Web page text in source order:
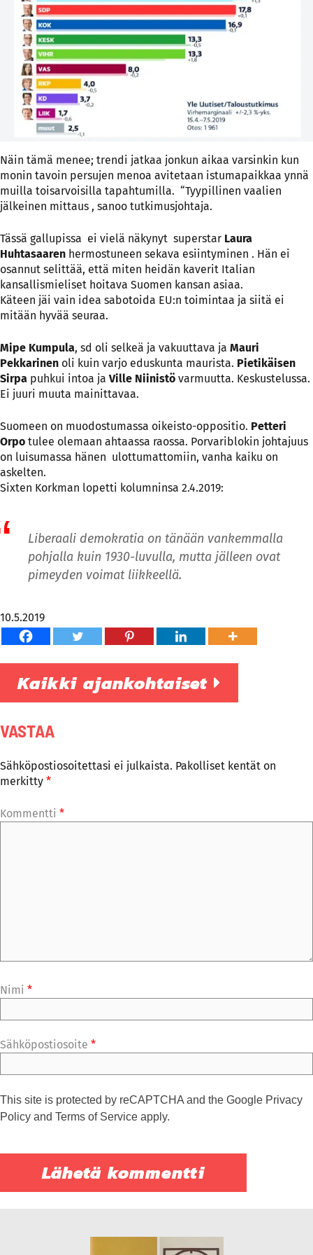
Näin tämä menee; trendi jatkaa jonkun aikaa varsinkin kun
monin tavoin persujen menoa avitetaan istumapaikkaa ynnä
muilla toisarvoisilla tapahtumilla. “Tyypillinen vaalien
jälkeinen mittaus , sanoo tutkimusjohtaja.
Tässä gallupissa ei vielä näkynyt superstar Laura
Huhtasaaren hermostuneen sekava esiintyminen . Hän ei
osannut selittää, että miten heidän kaverit Italian
kansallismieliset hoitava Suomen kansan asiaa.
Käteen jäi vain idea sabotoida EU:n toimintaa ja siitä ei
mitään hyvää seuraa.
Mipe Kumpula, sd oli selkeä ja vakuuttava ja Mauri
Pekkarinen oli kuin varjo eduskunta maurista. Pietikäisen
Sirpa puhkui intoa ja Ville Niinistö varmuutta. Keskustelussa.
Ei juuri muuta mainittavaa.
Suomeen on muodostumassa oikeisto-oppositio. Petteri
Orpo tulee olemaan ahtaassa raossa. Porvariblokin johtajuus
on luisumassa hänen ulottumattomiin, vanha kaiku on
askelten.
Sixten Korkman lopetti kolumninsa 2.4.2019:
Liberaali demokratia on tänään vankemmalla
pohjalla kuin 1930-luvulla, mutta jälleen ovat
pimeyden voimat liikkeellä.
10.5.2019
Kaikki ajankohtaiset
VASTAA
Sähköpostiosoitettasi ei julkaista. Pakolliset kentät on
merkitty *
Kommentti *
Nimi *
Sähköpostiosoite *
This site is protected by reCAPTCHA and the Google Privacy
Policy and Terms of Service apply.